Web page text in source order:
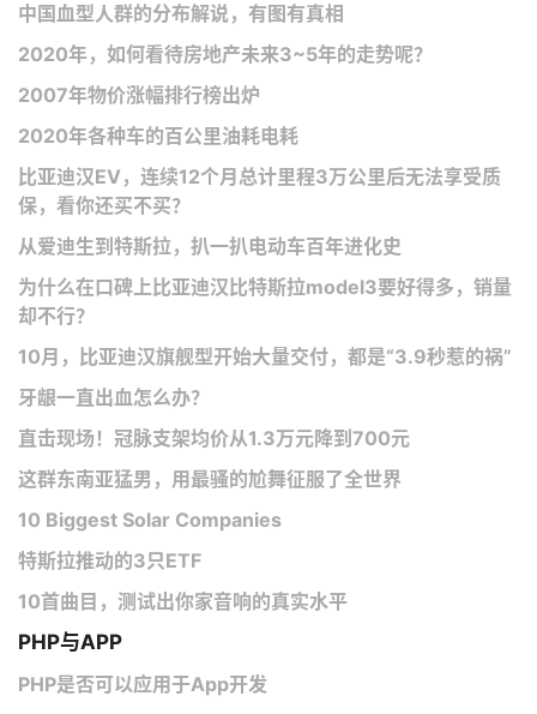
中国血型人群的分布解说，有图有真相
2020年，如何看待房地产未来3~5年的走势呢？
2007年物价涨幅排行榜出炉
2020年各种车的百公里油耗电耗
比亚迪汉EV，连续12个月总计里程3万公里后无法享受质
保，看你还买不买？
从爱迪生到特斯拉，扒一扒电动车百年进化史
为什么在口碑上比亚迪汉比特斯拉model3要好得多，销量
却不行？
10月，比亚迪汉旗舰型开始大量交付，都是“3.9秒惹的祸”
牙龈一直出血怎么办？
直击现场！冠脉支架均价从1.3万元降到700元
这群东南亚猛男，用最骚的尬舞征服了全世界
10 Biggest Solar Companies
特斯拉推动的3只ETF
10首曲目，测试出你家音响的真实水平
PHP与APP
PHP是否可以应用于App开发